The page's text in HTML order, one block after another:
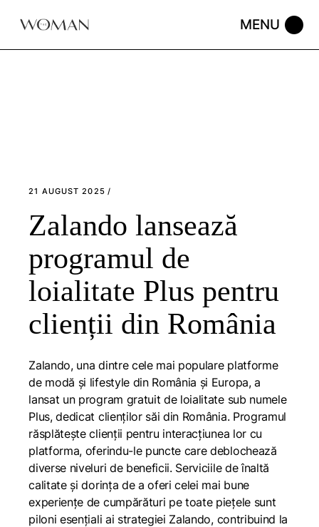
21 AUGUST 2025
Zalando lansează
programul de
loialitate Plus pentru
clienții din România
Zalando, una dintre cele mai populare platforme
de modă și lifestyle din România și Europa, a
lansat un program gratuit de loialitate sub numele
Plus, dedicat clienților săi din România. Programul
răsplătește clienții pentru interacțiunea lor cu
platforma, oferindu-le puncte care deblochează
diverse niveluri de beneficii. Serviciile de înaltă
calitate și dorința de a oferi celei mai bune
experiențe de cumpărături pe toate piețele sunt
piloni esențiali ai strategiei Zalando, contribuind la